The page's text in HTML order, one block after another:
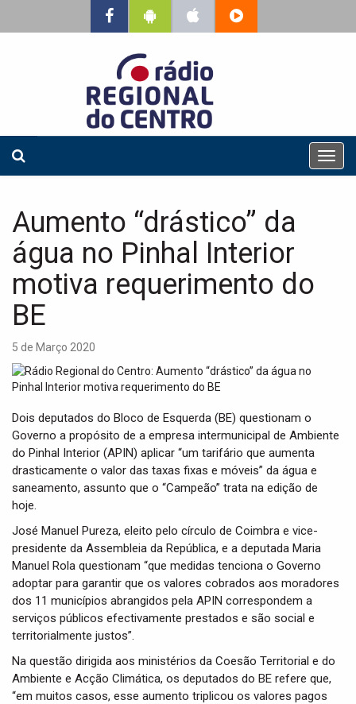
T
o
Aumento “drástico” da
água no Pinhal Interior
motiva requerimento do
BE
5 de Março 2020
Dois deputados do Bloco de Esquerda (BE) questionam o
Governo a propósito de a empresa intermunicipal de Ambiente
do Pinhal Interior (APIN) aplicar “um tarifário que aumenta
drasticamente o valor das taxas fixas e móveis” da água e
saneamento, assunto que o “Campeão” trata na edição de
hoje.
José Manuel Pureza, eleito pelo círculo de Coimbra e vice-
presidente da Assembleia da República, e a deputada Maria
Manuel Rola questionam “que medidas tenciona o Governo
adoptar para garantir que os valores cobrados aos moradores
dos 11 municípios abrangidos pela APIN correspondem a
serviços públicos efectivamente prestados e são social e
territorialmente justos”.
Na questão dirigida aos ministérios da Coesão Territorial e do
Ambiente e Acção Climática, os deputados do BE refere que,
“em muitos casos, esse aumento triplicou os valores pagos